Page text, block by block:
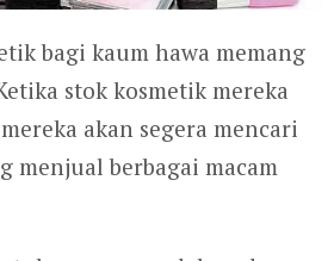
bagi kaum hawa memang
stok kosmetik mereka
akan segera mencari
menjual berbagai macam